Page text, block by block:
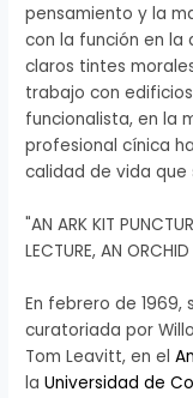
pensamiento y la
con la función en la
claros tintes
trabajo con
funcionalista, en la
profesional cínica
calidad de vida que
"AN ARK KIT
LECTURE, AN
En febrero de 1969,
curatoriada por
Tom Leavitt, en el
laUniversidad de